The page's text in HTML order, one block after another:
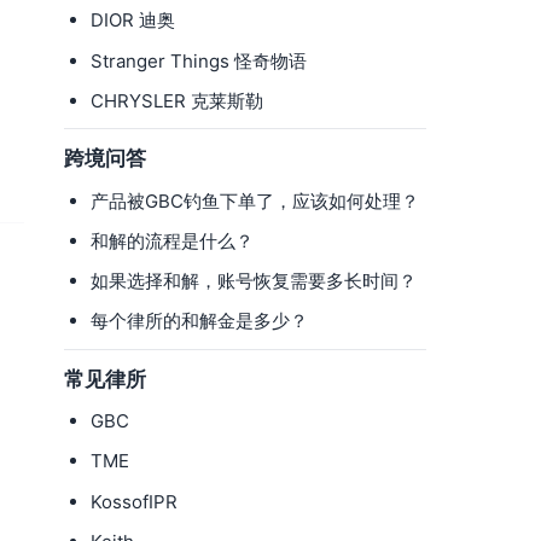
DIOR 迪奥
Stranger Things 怪奇物语
CHRYSLER 克莱斯勒
跨境问答
产品被GBC钓鱼下单了，应该如何处理？
和解的流程是什么？
如果选择和解，账号恢复需要多长时间？
每个律所的和解金是多少？
常见律所
GBC
TME
KossofIPR